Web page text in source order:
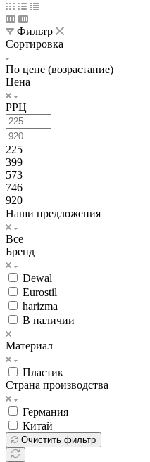
Фильтр
Сортировка
По цене (возрастание)
Цена
РРЦ
225
399
573
746
920
Наши предложения
Все
Бренд
Dewal
Eurostil
harizma
В наличии
Материал
Пластик
Страна производства
Германия
Китай
Очистить фильтр